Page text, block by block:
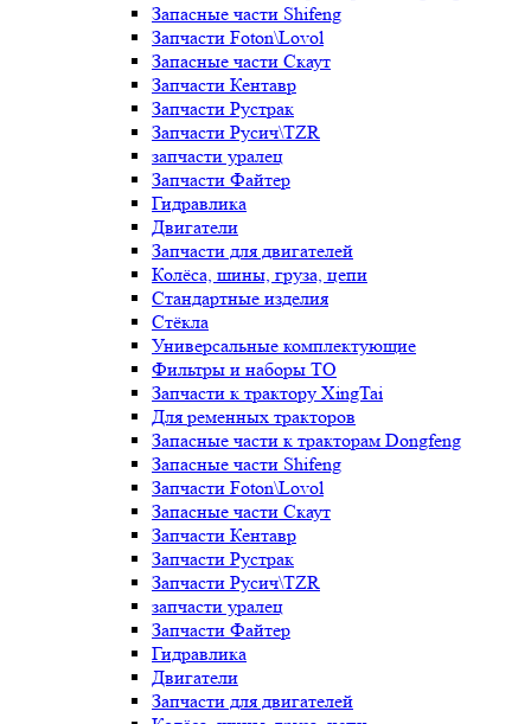
Запасные части Shifeng
Запчасти Foton\Lovol
Запасные части Скаут
Запчасти Кентавр
Запчасти Рустрак
Запчасти Русич\TZR
запчасти уралец
Запчасти Файтер
Гидравлика
Двигатели
Запчасти для двигателей
Колёса, шины, груза, цепи
Стандартные изделия
Стёкла
Универсальные комплектующие
Фильтры и наборы ТО
Запчасти к трактору XingTai
Для ременных тракторов
Запасные части к тракторам Dongfeng
Запасные части Shifeng
Запчасти Foton\Lovol
Запасные части Скаут
Запчасти Кентавр
Запчасти Рустрак
Запчасти Русич\TZR
запчасти уралец
Запчасти Файтер
Гидравлика
Двигатели
Запчасти для двигателей